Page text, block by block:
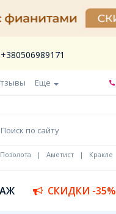
Еще
Позолота | Аметист | Кракле
СКИДКИ -35%